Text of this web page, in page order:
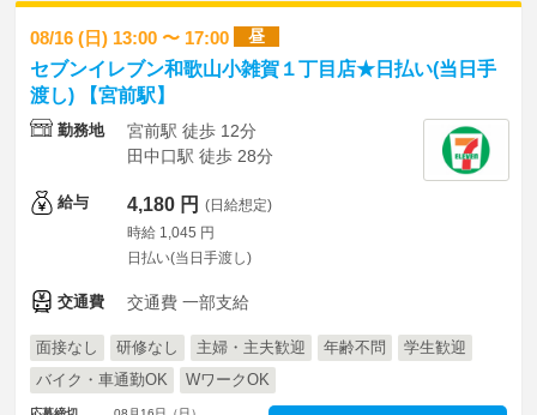
08/16 (日) 13:00 〜 17:00 昼
セブンイレブン和歌山小雑賀１丁目店★日払い(当日手
渡し) 【宮前駅】
勤務地
宮前駅 徒歩 12分
田中口駅 徒歩 28分
給与 4,180 円 (日給想定)
時給 1,045 円
日払い(当日手渡し)
交通費 交通費 一部支給
面接なし 研修なし 主婦・主夫歓迎 年齢不問
学生歓迎
バイク・車通勤OK
WワークOK